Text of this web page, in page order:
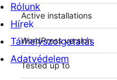
Active installations
WordPress version
Tested up to
Rólunk
Hírek
Tárhelyszolgatatás
Adatvédelem